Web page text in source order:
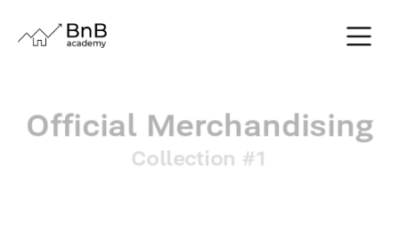
Official Merchandising
Collection #1